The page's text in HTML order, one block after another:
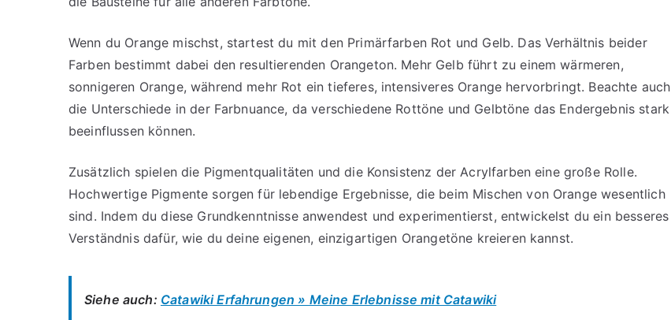
Wenn du Orange mischst, startest du mit den Primärfarben Rot und Gelb. Das Verhältnis beider
Farben bestimmt dabei den resultierenden Orangeton. Mehr Gelb führt zu einem wärmeren,
sonnigeren Orange, während mehr Rot ein tieferes, intensiveres Orange hervorbringt. Beachte auch
die Unterschiede in der Farbnuance, da verschiedene Rottöne und Gelbtöne das Endergebnis stark
beeinflussen können.
Zusätzlich spielen die Pigmentqualitäten und die Konsistenz der Acrylfarben eine große Rolle.
Hochwertige Pigmente sorgen für lebendige Ergebnisse, die beim Mischen von Orange wesentlich
sind. Indem du diese Grundkenntnisse anwendest und experimentierst, entwickelst du ein besseres
Verständnis dafür, wie du deine eigenen, einzigartigen Orangetöne kreieren kannst.
Siehe auch: Catawiki Erfahrungen » Meine Erlebnisse mit Catawiki